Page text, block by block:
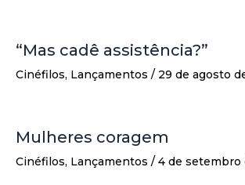
“Mas cadê assistência?”
Cinéfilos, Lançamentos / 29 de agosto
Mulheres coragem
Cinéfilos, Lançamentos / 4 de setembro